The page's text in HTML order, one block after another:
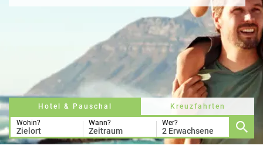
M
at
s
i
a
h
rt
n
c
r
st
M
in
Hotel & Pauschal
Kreuzfahrten
Wohin?
Zielort
Wann?
Zeitraum
Wer?
2 Erwachsene